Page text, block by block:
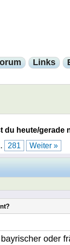
Links
du heute/gerade
281 Weiter »
oder